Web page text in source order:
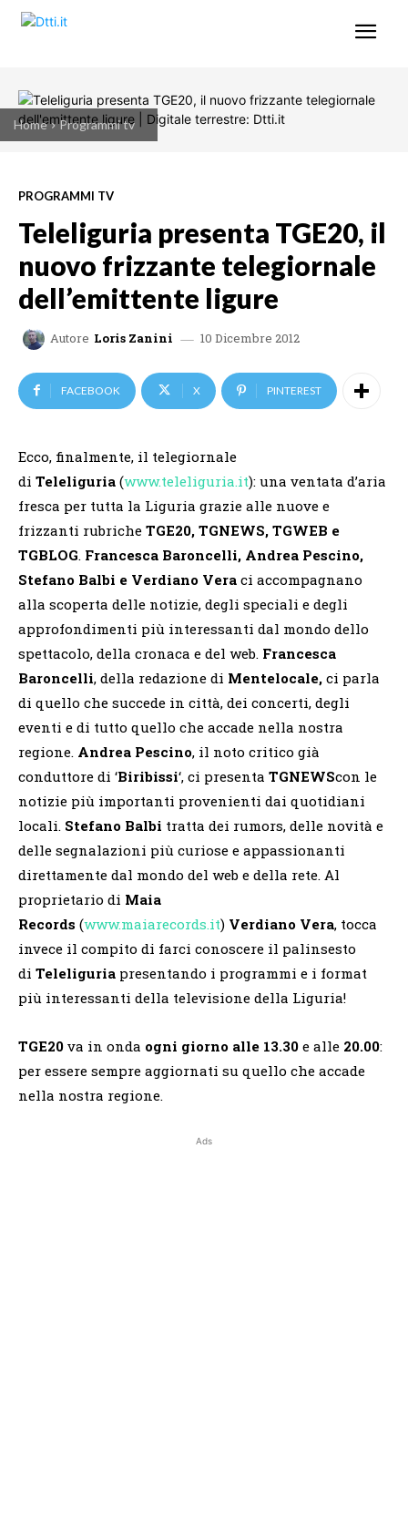
Home Programmi tv
PROGRAMMI TV
Teleliguria presenta TGE20, il
nuovo frizzante telegiornale
dell’emittente ligure
Autore Loris Zanini 10 Dicembre 2012
FACEBOOK X PINTEREST
Ecco, finalmente, il telegiornale
di Teleliguria (www.teleliguria.it): una ventata d’aria
fresca per tutta la Liguria grazie alle nuove e
frizzanti rubriche TGE20, TGNEWS, TGWEB e
TGBLOG. Francesca Baroncelli, Andrea Pescino,
Stefano Balbi e Verdiano Vera ci accompagnano
alla scoperta delle notizie, degli speciali e degli
approfondimenti più interessanti dal mondo dello
spettacolo, della cronaca e del web. Francesca
Baroncelli, della redazione di Mentelocale, ci parla
di quello che succede in città, dei concerti, degli
eventi e di tutto quello che accade nella nostra
regione. Andrea Pescino, il noto critico già
conduttore di ‘Biribissi‘, ci presenta TGNEWScon le
notizie più importanti provenienti dai quotidiani
locali. Stefano Balbi tratta dei rumors, delle novità e
delle segnalazioni più curiose e appassionanti
direttamente dal mondo del web e della rete. Al
proprietario di Maia
Records (www.maiarecords.it) Verdiano Vera, tocca
invece il compito di farci conoscere il palinsesto
di Teleliguria presentando i programmi e i format
più interessanti della televisione della Liguria!
TGE20 va in onda ogni giorno alle 13.30 e alle 20.00:
per essere sempre aggiornati su quello che accade
nella nostra regione.
Ads